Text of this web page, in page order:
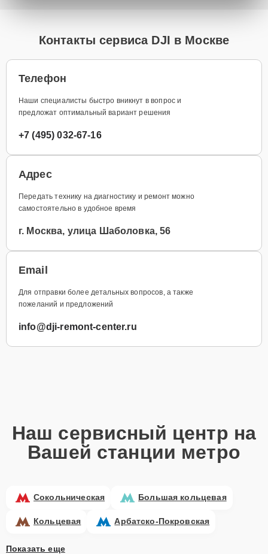
Контакты сервиса DJI в Москве
Телефон
Наши специалисты быстро вникнут в вопрос и
предложат оптимальный вариант решения
+7 (495) 032-67-16
Адрес
Передать технику на диагностику и ремонт можно
самостоятельно в удобное время
г. Москва, улица Шаболовка, 56
Email
Для отправки более детальных вопросов, а также
пожеланий и предложений
info@dji-remont-center.ru
Наш сервисный центр на
Вашей станции метро
Сокольническая Большая кольцевая
Кольцевая Арбатско-Покровская
Показать еще